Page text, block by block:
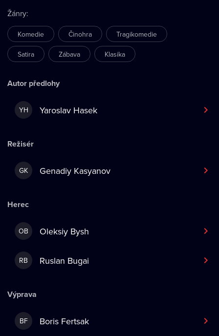
Žánry:
Komedie Činohra Tragikomedie
Satira Zábava Klasika
Autor předlohy
YH Yaroslav Hasek
Režisér
GK Genadiy Kasyanov
Herec
OB Oleksiy Bysh
RB Ruslan Bugai
Výprava
BF Boris Fertsak